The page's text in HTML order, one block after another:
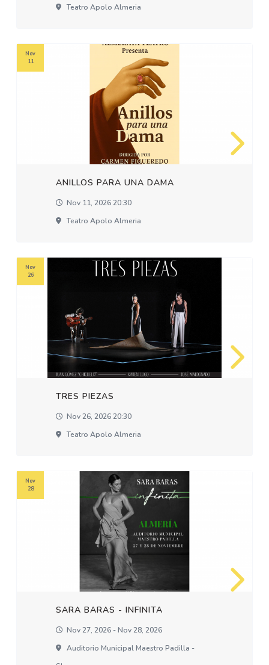
Teatro Apolo Almeria
ANILLOS PARA UNA DAMA
Nov 11, 2026 20:30
Teatro Apolo Almeria
Nov
11
TRES PIEZAS
Nov 26, 2026 20:30
Teatro Apolo Almeria
Nov
26
SARA BARAS - INFINITA
Nov 27, 2026 - Nov 28, 2026
Auditorio Municipal Maestro Padilla -
Nov
28